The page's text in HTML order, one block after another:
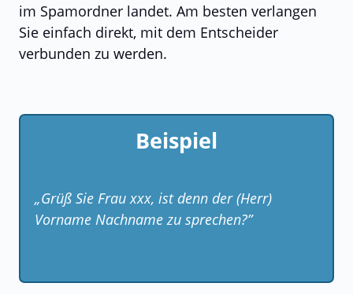
im Spamordner landet. Am besten verlangen
Sie einfach direkt, mit dem Entscheider
verbunden zu werden.
Beispiel
„Grüß Sie Frau xxx, ist denn der (Herr)
Vorname Nachname zu sprechen?”